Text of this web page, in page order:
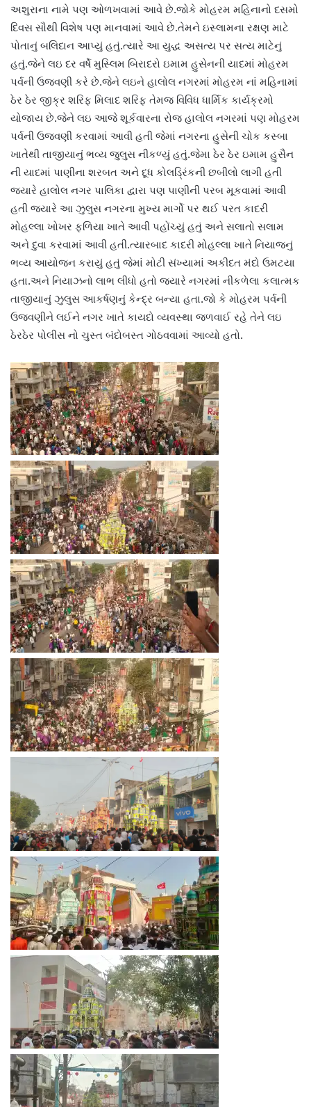
અશુરાના નામે પણ ઓળખવામાં આવે છે.જોકે મોહરમ મહિનાનો દસમો
દિવસ સૌથી વિશેષ પણ માનવામાં આવે છે.તેમને ઇસ્લામના રક્ષણ માટે
પોતાનું બલિદાન આપ્યું હતું.ત્યારે આ યુદ્ધ અસત્ય પર સત્ય માટેનું
હતું.જેને લઇ દર વર્ષે મુસ્લિમ બિરાદરો ઇમામ હુસેનની યાદમાં મોહરમ
પર્વની ઉજવણી કરે છે.જેને લઇને હાલોલ નગરમાં મોહરમ નાં મહિનામાં
ઠેર ઠેર જીક્ર શરિફ મિલાદ શરિફ તેમજ વિવિધ ધાર્મિક કાર્યક્રમો
યોજાય છે.જેને લઇ આજે શૂર્કવારના રોજ હાલોલ નગરમાં પણ મોહરમ
પર્વની ઉજવણી કરવામાં આવી હતી જેમાં નગરના હુસેની ચોક કસ્બા
ખાતેથી તાજીયાનું ભવ્ય જુલુસ નીકળ્યું હતું.જેમા ઠેર ઠેર ઇમામ હુસૈન
ની યાદમાં પાણીના શરબત અને દૂધ કોલડ્રિંકની છબીલો લાગી હતી
જ્યારે હાલોલ નગર પાલિકા દ્વારા પણ પાણીની પરબ મૂકવામાં આવી
હતી જ્યારે આ ઝુલુસ નગરના મુખ્ય માર્ગો પર થઈ પરત કાદરી
મોહલ્લા ખોખર ફળિયા ખાતે આવી પહોંચ્યું હતું અને સલાતો સલામ
અને દુવા કરવામાં આવી હતી.ત્યારબાદ કાદરી મોહલ્લા ખાતે નિયાજનું
ભવ્ય આયોજન કરાયું હતું જેમાં મોટી સંખ્યામાં અકીદત મંદો ઉમટયા
હતા.અને નિયાઝનો લાભ લીધો હતો જ્યારે નગરમાં નીકળેલા કલાત્મક
તાજીયાનું ઝુલુસ આકર્ષણનું કેન્દ્ર બન્યા હતા.જો કે મોહરમ પર્વની
ઉજવણીને લઈને નગર ખાતે કાયદો વ્યવસ્થા જળવાઈ રહે તેને લઇ
ઠેરઠેર પોલીસ નો ચુસ્ત બંદોબસ્ત ગોઠવવામાં આવ્યો હતો.